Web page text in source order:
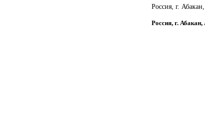
Россия, г.
Россия, г.